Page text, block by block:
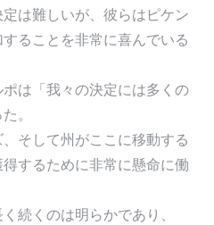
は難しいが、彼らはピケン
ることを非常に喜んでいる
は「我々の決定には多くの
。
そして州がここに移動する
するために非常に懸命に働
続くのは明らかであり、